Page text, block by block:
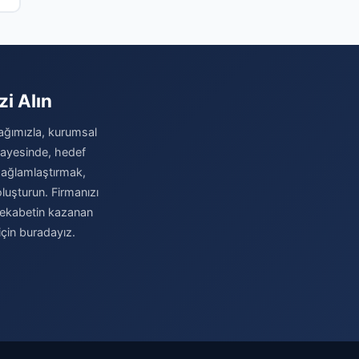
Alın
kurumsal
hedef
Firmanızı
kazanan
buradayız.